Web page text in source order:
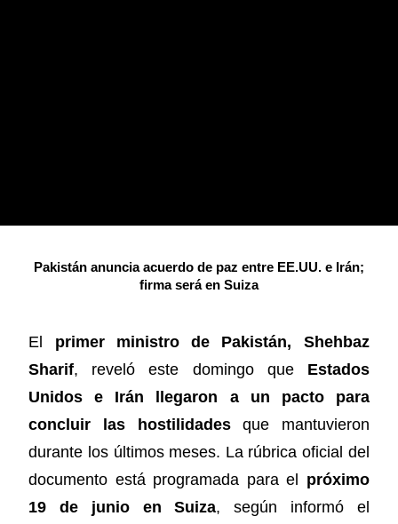
Pakistán anuncia acuerdo de paz entre EE.UU. e Irán;
firma será en Suiza
El primer ministro de Pakistán, Shehbaz
Sharif, reveló este domingo que Estados
Unidos e Irán llegaron a un pacto para
concluir las hostilidadesque mantuvieron
durante los últimos meses. La rúbrica oficial del
documento está programada para el próximo
19 de junio en Suiza, según informó el